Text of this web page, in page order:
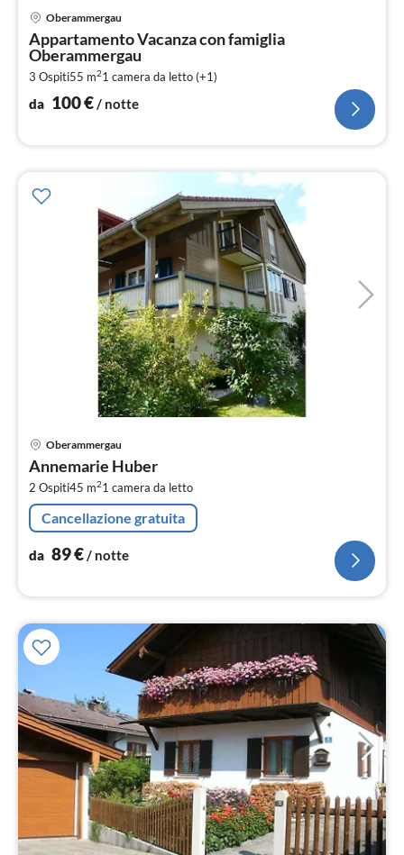
Oberammergau
Appartamento Vacanza con famiglia
Oberammergau
3 Ospiti55 m21 camera da letto (+1)
da 100€/ notte
Oberammergau
Annemarie Huber
2 Ospiti45 m21 camera da letto
Cancellazione gratuita
da 89€/ notte